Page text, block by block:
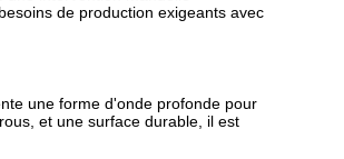
de production exigeants avec
une forme d'onde profonde pour
et une surface durable, il est